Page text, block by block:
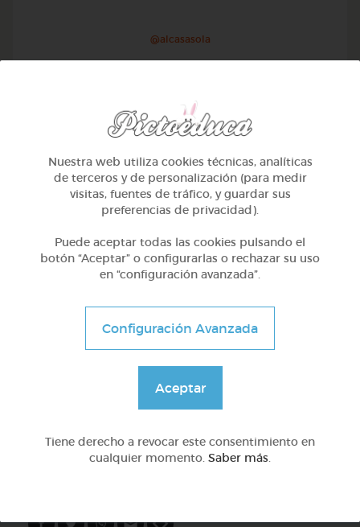
@alcasasola
1º Primaria (6-7 años)
Aprendemos a identificar el mayor menor e igual
DOCS (4)
Nuestra web utiliza cookies técnicas, analíticas
de terceros y de personalización (para medir
visitas, fuentes de tráfico, y guardar sus
preferencias de privacidad).
Puede aceptar todas las cookies pulsando el
botón “Aceptar” o configurarlas o rechazar su uso
en “configuración avanzada”.
Configuración Avanzada
Aceptar
Tiene derecho a revocar este consentimiento en
cualquier momento. Saber más.